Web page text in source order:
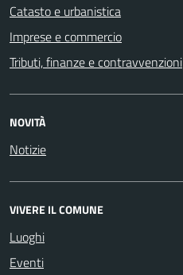
Catasto e urbanistica
Imprese e commercio
Tributi, finanze e contravvenzioni
NOVITÀ
Notizie
VIVERE IL COMUNE
Luoghi
Eventi